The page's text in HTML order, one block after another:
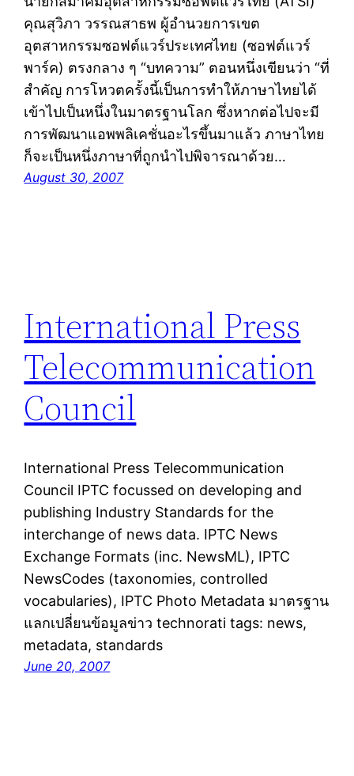
คุณสุวิภา วรรณสาธพ ผู้อำนวยการเขต
อุตสาหกรรมซอฟต์แวร์ประเทศไทย (ซอฟต์แวร์
พาร์ค) ตรงกลาง ๆ “บทความ” ตอนหนึ่งเขียนว่า “ที่
สำคัญ การโหวตครั้งนี้เป็นการทำให้ภาษาไทยได้
เข้าไปเป็นหนึ่งในมาตรฐานโลก ซึ่งหากต่อไปจะมี
การพัฒนาแอพพลิเคชั่นอะไรขึ้นมาแล้ว ภาษาไทย
ก็จะเป็นหนึ่งภาษาที่ถูกนำไปพิจารณาด้วย…
August 30, 2007
International Press
Telecommunication
Council
International Press Telecommunication
Council IPTC focussed on developing and
publishing Industry Standards for the
interchange of news data. IPTC News
Exchange Formats (inc. NewsML), IPTC
NewsCodes (taxonomies, controlled
vocabularies), IPTC Photo Metadata มาตรฐาน
แลกเปลี่ยนข้อมูลข่าว technorati tags: news,
metadata, standards
June 20, 2007